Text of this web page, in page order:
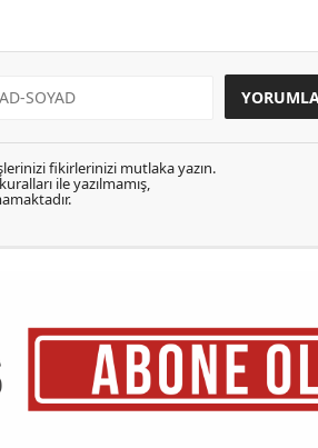
fikirlerinizi mutlaka yazın.
ile yazılmamış,